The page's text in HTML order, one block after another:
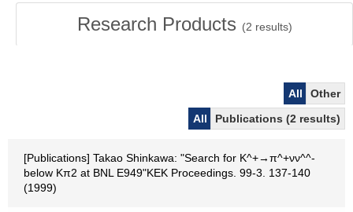
Research Products (2 results)
All
Other
All
Publications (2 results)
[Publications] Takao Shinkawa: "Search for K^+→π^+νν^^-
below Kπ2 at BNL E949"KEK Proceedings. 99-3. 137-140
(1999)